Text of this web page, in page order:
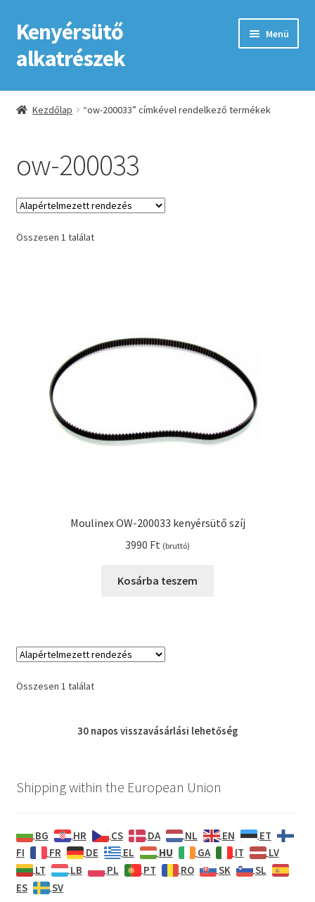
Ugrás
a
navigációhoz
Kilépés
a
tartalomba
Kenyérsütő
alkatrészek
Menü
Kezdőlap
ÁSZF
Fiókom
GYIK
Kenyérsütő alkatrészek modellszám alapján
Kenyérsütő használati utasítások
Tippek, tanácsok kenyérsütő szereléshez és
Kezdőlap “ow-200033” címkével rendelkező termékek
ow-200033
Összesen 1 találat
Moulinex OW-200033 kenyérsütő szíj
3990 Ft (bruttó)
Kosárba teszem
Összesen 1 találat
30 napos visszavásárlási lehetőség
Shipping within the European Union
BG HR CS DA NL EN
ET
FI
FR DE EL HU GA IT
LV
LT
LB PL PT RO SK
SL
ES
SV